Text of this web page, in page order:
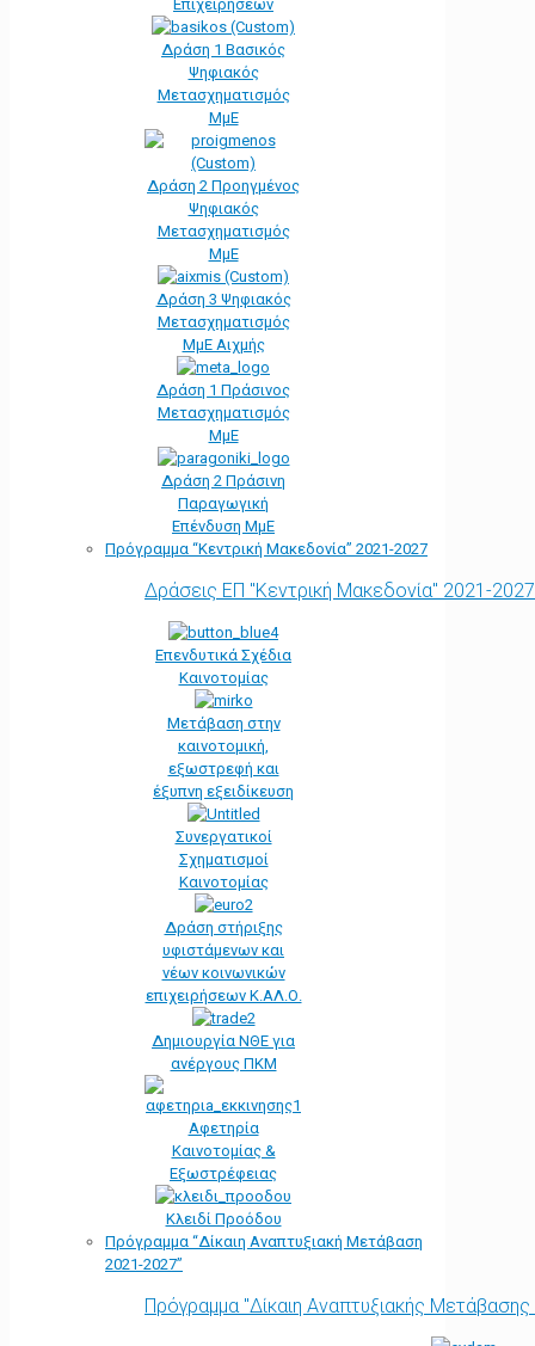
Επιχειρήσεων
Δράση 1 Βασικός
Ψηφιακός
Μετασχηματισμός
ΜμΕ
Δράση 2 Προηγμένος
Ψηφιακός
Μετασχηματισμός
ΜμΕ
Δράση 3 Ψηφιακός
Μετασχηματισμός
ΜμΕ Αιχμής
Δράση 1 Πράσινος
Μετασχηματισμός
ΜμΕ
Δράση 2 Πράσινη
Παραγωγική
Επένδυση ΜμΕ
Πρόγραμμα “Κεντρική Μακεδονία” 2021-2027
Δράσεις ΕΠ "Κεντρική Μακεδονία" 2021-2027
Επενδυτικά Σχέδια
Καινοτομίας
Μετάβαση στην
καινοτομική,
εξωστρεφή και
έξυπνη εξειδίκευση
Συνεργατικοί
Σχηματισμοί
Καινοτομίας
Δράση στήριξης
υφιστάμενων και
νέων κοινωνικών
επιχειρήσεων Κ.ΑΛ.Ο.
Δημιουργία ΝΘΕ για
ανέργους ΠΚΜ
Αφετηρία
Kαινοτομίας &
Εξωστρέφειας
Κλειδί Προόδου
Πρόγραμμα “Δίκαιη Αναπτυξιακή Μετάβαση
2021-2027”
Πρόγραμμα "Δίκαιη Αναπτυξιακής